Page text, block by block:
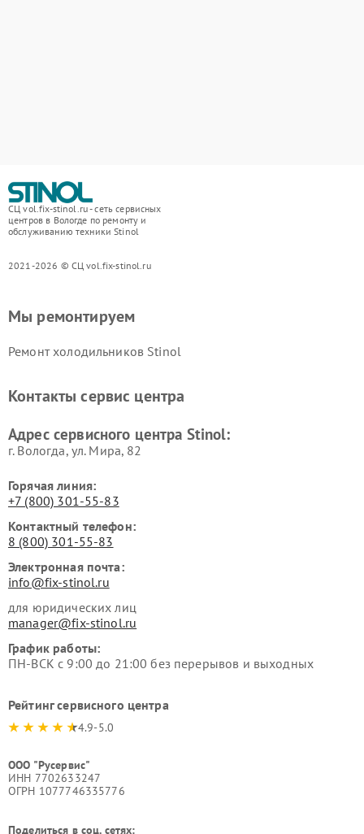
СЦ vol.fix-stinol.ru - сеть сервисных
центров в Вологде по ремонту и
обслуживанию техники Stinol
2021-2026 © СЦ vol.fix-stinol.ru
Мы ремонтируем
Ремонт холодильников Stinol
Контакты сервис центра
Адрес сервисного центра Stinol:
г. Вологда, ул. Мира, 82
Горячая линия:
+7 (800) 301-55-83
Контактный телефон:
8 (800) 301-55-83
Электронная почта:
info@fix-stinol.ru
для юридических лиц
manager@fix-stinol.ru
График работы:
ПН-ВСК с 9:00 до 21:00 без перерывов и выходных
Рейтинг сервисного центра
4.9-5.0
ООО "Русервис"
ИНН 7702633247
ОГРН 1077746335776
Поделиться в соц. сетях: